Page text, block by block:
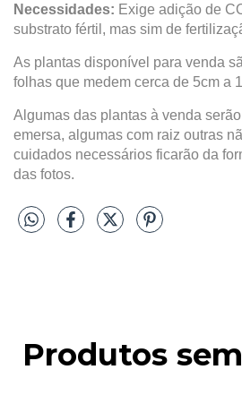
Necessidades: Exige adição de
substrato fértil, mas sim de
As plantas disponível para venda
folhas que medem cerca de 5cm a
Algumas das plantas à venda
emersa, algumas com raiz outras
cuidados necessários ficarão da
das fotos.
Produtos